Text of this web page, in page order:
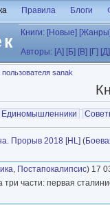
Правила Блоги
Книги: [Новые] [Жанры]
Авторы: [А] [Б] [В] [Г] [Д]
sanak
Единомышленники
Прорыв 2018 [HL] (
, Постапокалипсис) 17
части: первая